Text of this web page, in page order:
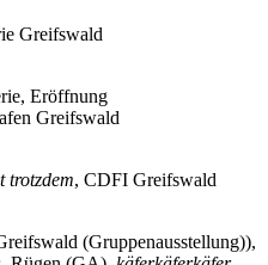
Greifswald
Eröffnung
Greifswald
trotzdem, CDFI Greifswald
(Gruppenausstellung)),